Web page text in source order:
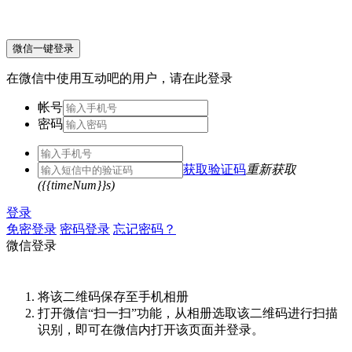
微信一键登录
在微信中使用互动吧的用户，请在此登录
帐号
密码
获取验证码重新获取
({{timeNum}}s)
登录
免密登录 密码登录 忘记密码？
微信登录
将该二维码保存至手机相册
打开微信“扫一扫”功能，从相册选取该二维码进行扫描
识别，即可在微信内打开该页面并登录。